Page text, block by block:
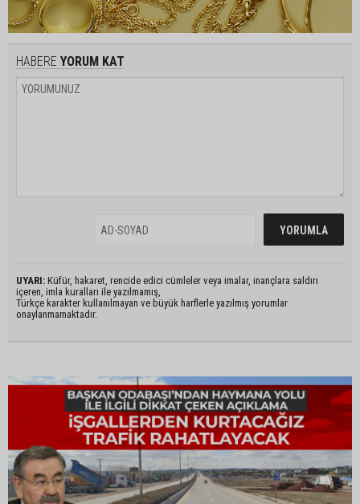
HABERE YORUM KAT
UYARI: Küfür, hakaret, rencide edici cümleler veya imalar, inançlara saldırı
içeren, imla kuralları ile yazılmamış,
Türkçe karakter kullanılmayan ve büyük harflerle yazılmış yorumlar
onaylanmamaktadır.